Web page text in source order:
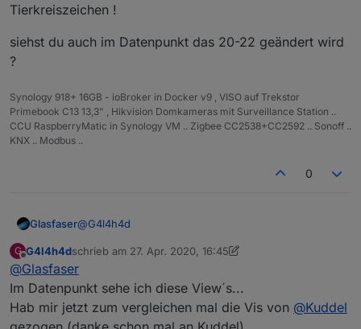
Tierkreiszeichen !
siehst du auch im Datenpunkt das 20-22 geändert wird
?
Synology 918+ 16GB - ioBroker in Docker v9 , VISO auf Trekstor
Primebook C13 13,3" , Hikvision Domkameras mit Surveillance Station ..
CCU RaspberryMatic in Synology VM .. Zigbee CC2538+CC2592 .. Sonoff ..
KNX .. Modbus ..
0
Glasfaser@G4l4h4d
Also funktioniert es jetzt !?
Die gehen bei mir ...tv-Spielfilm ,Tagesschau und
Tierkreiszeichen !
siehst du auch im Datenpunkt das 20-22 geändert
wird ?
G
Offline
G4l4h4dschrieb am 27. Apr. 2020, 16:45
zuletzt editiert von G4l4h4d
@Glasfaser
Im Datenpunkt sehe ich diese View´s...
Hab mir jetzt zum vergleichen mal die Vis von @Kuddel